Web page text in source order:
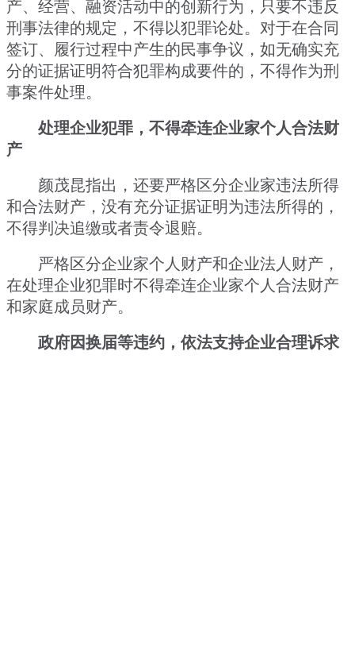
产、经营、融资活动中的创新行为，只要不违反
刑事法律的规定，不得以犯罪论处。对于在合同
签订、履行过程中产生的民事争议，如无确实充
分的证据证明符合犯罪构成要件的，不得作为刑
事案件处理。
处理企业犯罪，不得牵连企业家个人合法财
产
颜茂昆指出，还要严格区分企业家违法所得
和合法财产，没有充分证据证明为违法所得的，
不得判决追缴或者责令退赔。
严格区分企业家个人财产和企业法人财产，
在处理企业犯罪时不得牵连企业家个人合法财产
和家庭成员财产。
政府因换届等违约，依法支持企业合理诉求